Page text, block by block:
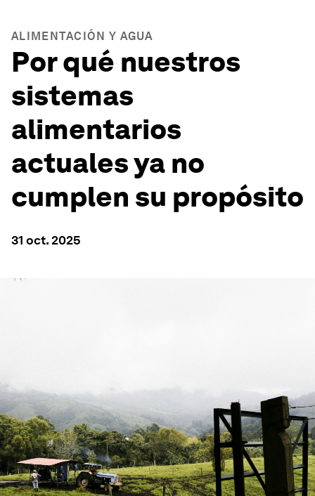
ALIMENTACIÓN Y AGUA
Por qué nuestros
sistemas
alimentarios
actuales ya no
cumplen su propósito
31 oct. 2025